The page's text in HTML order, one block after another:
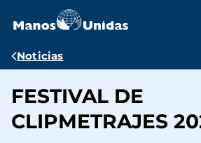
contenido
Ruta
navegación
Noticias
FESTIVAL DE
CLIPMETRAJES